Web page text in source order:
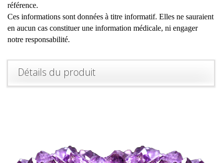
référence.
Ces informations sont données à titre informatif. Elles ne sauraient
en aucun cas constituer une information médicale, ni engager
notre responsabilité.
Détails du produit